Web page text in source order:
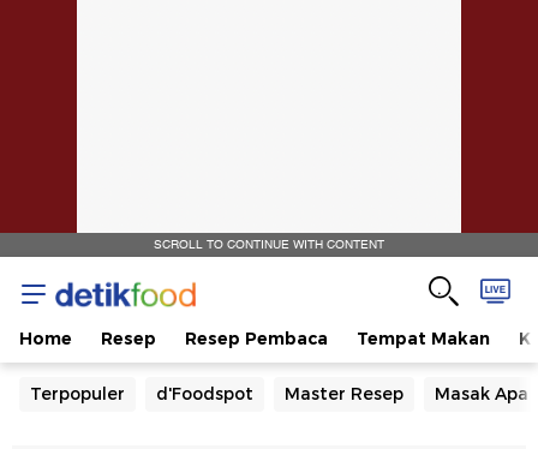
SCROLL TO CONTINUE WITH CONTENT
Home Resep Resep Pembaca Tempat Makan
Terpopuler d'Foodspot Master Resep Masak Apa